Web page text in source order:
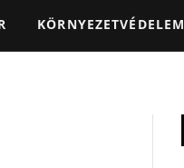
KÖRNYEZETVÉDELEM